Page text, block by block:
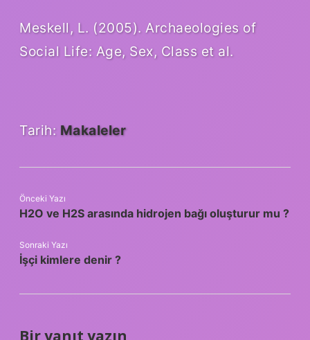
Meskell, L. (2005). Archaeologies of
Social Life: Age, Sex, Class et al.
Tarih: Makaleler
Önceki Yazı
H2O ve H2S arasında hidrojen bağı oluşturur mu ?
Sonraki Yazı
İşçi kimlere denir ?
Bir yanıt yazın